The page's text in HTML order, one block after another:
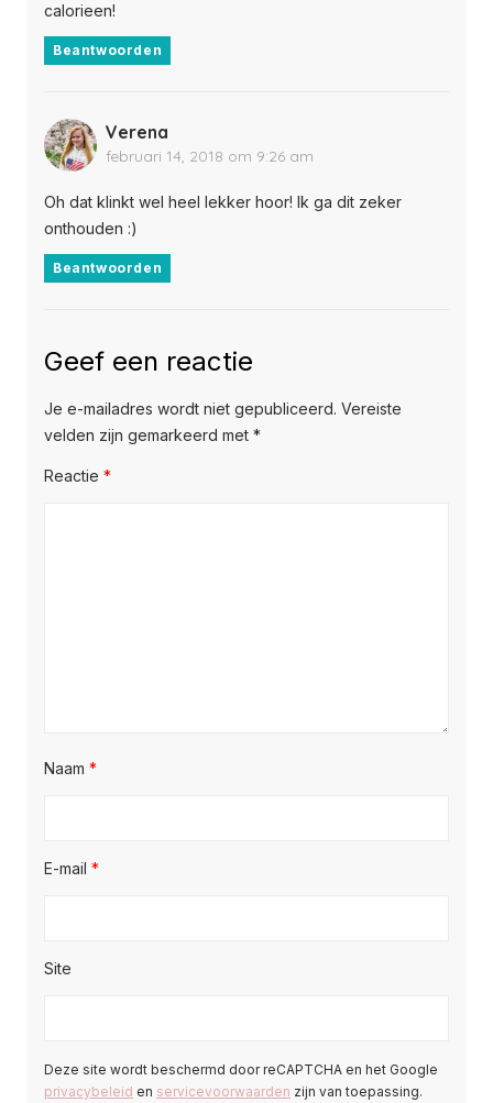
calorieen!
Beantwoorden
Verena
februari 14, 2018 om 9:26 am
Oh dat klinkt wel heel lekker hoor! Ik ga dit zeker
onthouden :)
Beantwoorden
Geef een reactie
Je e-mailadres wordt niet gepubliceerd. Vereiste
velden zijn gemarkeerd met *
Reactie *
Naam *
E-mail *
Site
Deze site wordt beschermd door reCAPTCHA en het Google
privacybeleid en servicevoorwaarden zijn van toepassing.